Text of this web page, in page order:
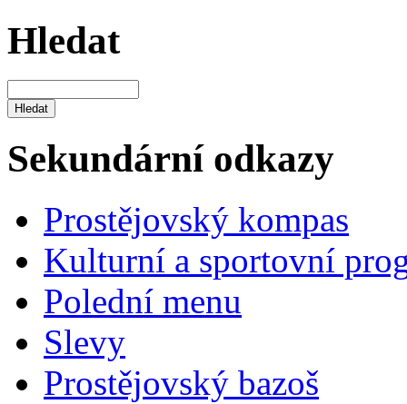
Hledat
Sekundární odkazy
Prostějovský kompas
Kulturní a sportovní
Polední menu
Slevy
Prostějovský bazoš